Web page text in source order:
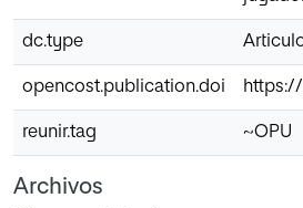
dc.type
opencost.publication.doi https://
reunir.tag ~OPU
Archivos